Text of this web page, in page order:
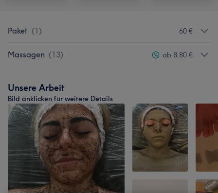
Paket (1) 60 €
Massagen (13) ab 8,80 €
Unsere Arbeit
Bild anklicken für weitere Details